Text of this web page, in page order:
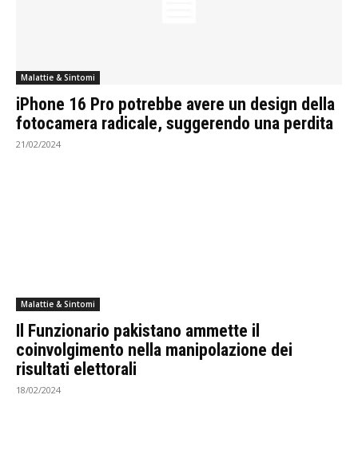
Malattie & Sintomi
iPhone 16 Pro potrebbe avere un design della
fotocamera radicale, suggerendo una perdita
21/02/2024
Malattie & Sintomi
Il Funzionario pakistano ammette il
coinvolgimento nella manipolazione dei
risultati elettorali
18/02/2024